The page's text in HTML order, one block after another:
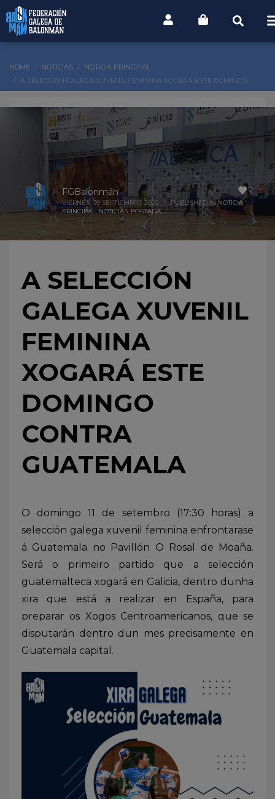
HOME NOTICIAS
NOTICIA PRINCIPAL
A SELECCIÓN GALEGA XUVENIL FEMININA XOGARÁ ESTE DOMINGO
2
FGBalonmán
VIERNES, 09 SEPTIEMBRE 2022 / PUBLISHED INNOTICIA
PRINCIPAL, NOTICIAS, PORTADA
A SELECCIÓN
GALEGA XUVENIL
FEMININA
XOGARÁ ESTE
DOMINGO
CONTRA
GUATEMALA
O domingo 11 de setembro (17:30 horas) a
selección galega xuvenil feminina enfrontarase
á Guatemala no Pavillón O Rosal de Moaña.
Será o primeiro partido que a selección
guatemalteca xogará en Galicia, dentro dunha
xira que está a realizar en España, para
preparar os Xogos Centroamericanos, que se
disputarán dentro dun mes precisamente en
Guatemala capital.